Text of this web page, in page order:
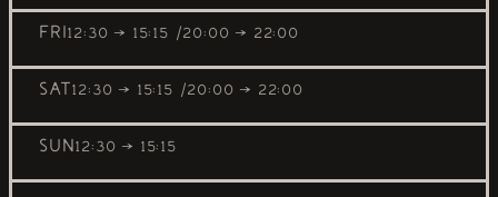
FRI12:30 → 15:15 20:00 → 22:00
SAT12:30 → 15:15 20:00 → 22:00
SUN12:30 → 15:15